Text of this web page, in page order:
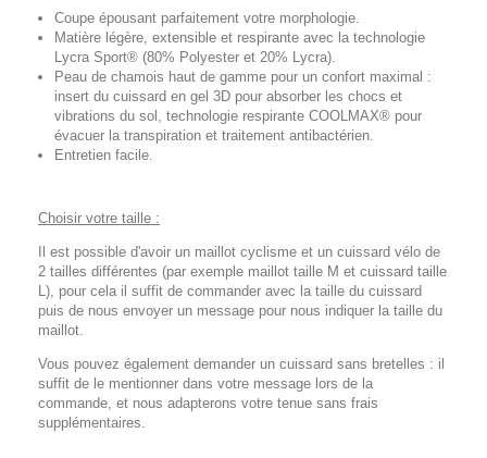
Coupe épousant parfaitement votre morphologie.
Matière légère, extensible et respirante avec la technologie
Lycra Sport® (80% Polyester et 20% Lycra).
Peau de chamois haut de gamme pour un confort maximal :
insert du cuissard en gel 3D pour absorber les chocs et
vibrations du sol, technologie respirante COOLMAX® pour
évacuer la transpiration et traitement antibactérien.
Entretien facile.
Choisir votre taille :
Il est possible d'avoir un maillot cyclisme et un cuissard vélo de
2 tailles différentes (par exemple maillot taille M et cuissard taille
L), pour cela il suffit de commander avec la taille du cuissard
puis de nous envoyer un message pour nous indiquer la taille du
maillot.
Vous pouvez également demander un cuissard sans bretelles : il
suffit de le mentionner dans votre message lors de la
commande, et nous adapterons votre tenue sans frais
supplémentaires.